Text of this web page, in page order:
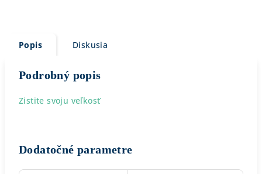
Popis Diskusia
Podrobný popis
Zistite svoju veľkosť
Dodatočné parametre